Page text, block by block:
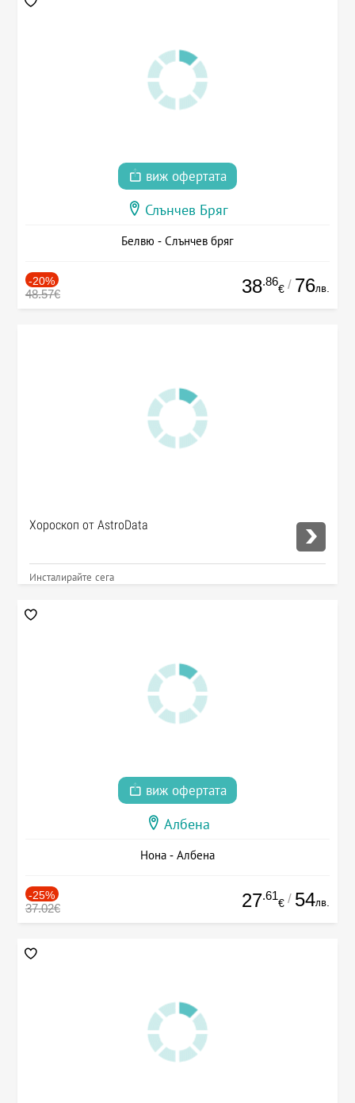
виж офертата
Слънчев Бряг
Белвю - Слънчев бряг
-20%
48.57€ 38.86
€ / 76лв.
Хороскоп от AstroData
Инсталирайте сега
виж офертата
Албена
Нона - Албена
-25%
37.02€ 27.61
€ / 54лв.